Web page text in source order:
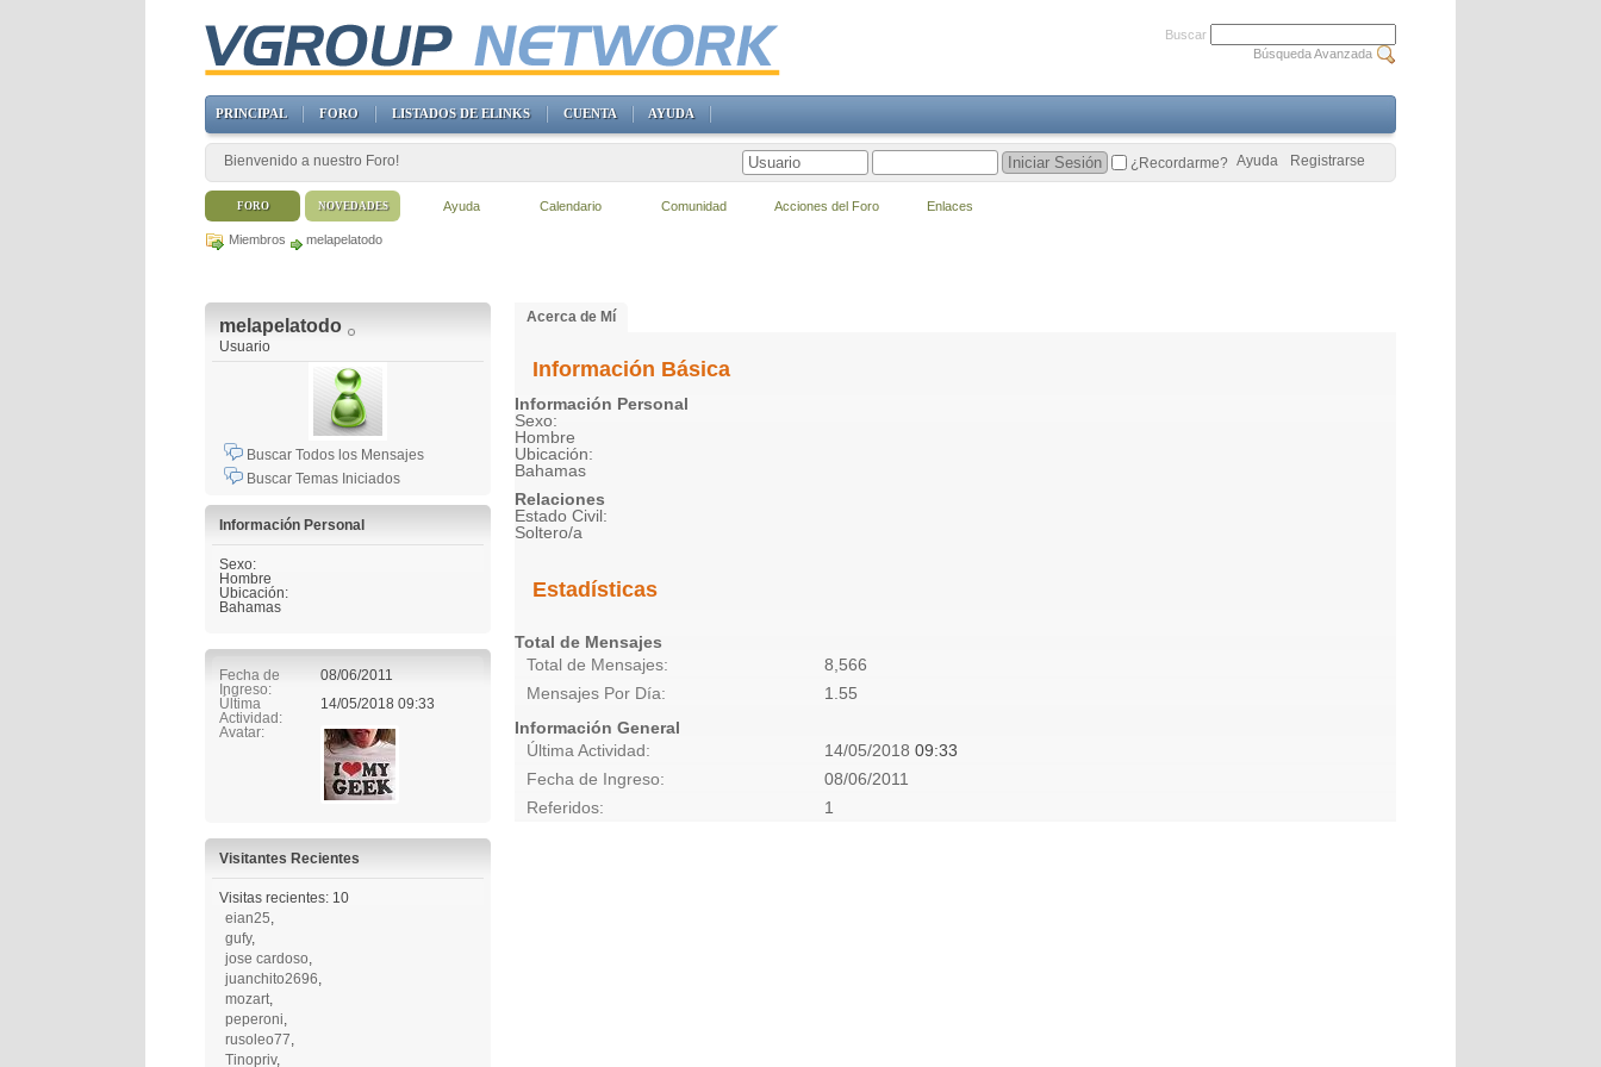
Miembros melapelatodo
melapelatodo
Usuario
Buscar Todos los Mensajes
Buscar Temas Iniciados
Información Personal
Sexo:
Hombre
Ubicación:
Bahamas
Fecha de
Ingreso
08/06/2011
Última
Actividad
14/05/2018 09:33
Avatar
Visitantes Recientes
Visitas recientes: 10
eian25
gufy,
jose cardoso
juanchito2696
mozart
peperoni
rusoleo77
Tinopriv,
Acerca de Mí
Información Básica
Información Personal
Sexo:
Hombre
Ubicación:
Bahamas
Relaciones
Estado Civil:
Soltero/a
Estadísticas
Total de Mensajes
Total de Mensajes
8,566
Mensajes Por Día
1.55
Información General
Última Actividad
14/05/2018 09:33
Fecha de Ingreso
08/06/2011
Referidos
1
Buscar
Búsqueda Avanzada
PRINCIPAL FORO LISTADOS DE ELINKS CUENTA AYUDA
Bienvenido a nuestro Foro! Registrarse
Ayuda
¿Recordarme?
FORO Ayuda Calendario Comunidad Acciones del Foro Enlaces
NOVEDADES